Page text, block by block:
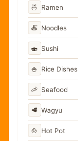
🍜 Ramen
🍝 Noodles
🍣 Sushi
🍚 Rice Dishes
🦐 Seafood
🥩 Wagyu
🍲 Hot Pot